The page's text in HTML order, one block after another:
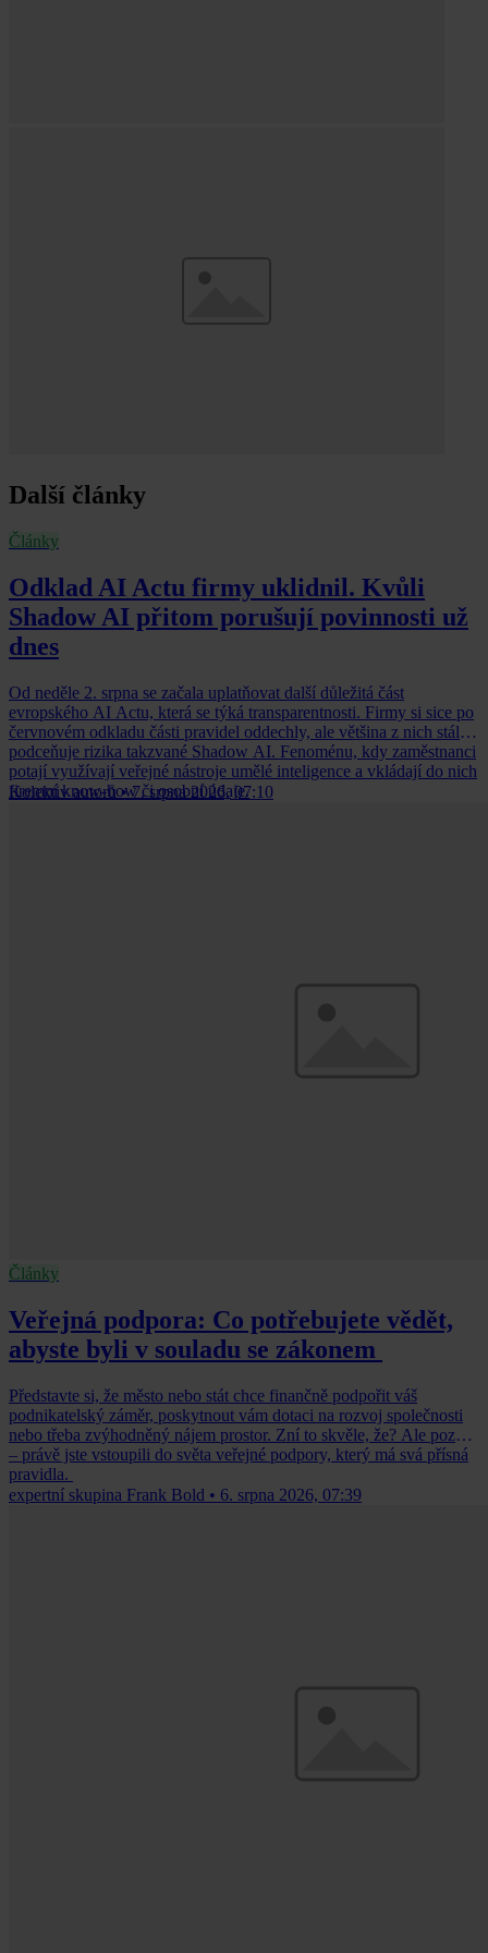
Další články
Články
Odklad AI Actu firmy uklidnil. Kvůli
Shadow AI přitom porušují povinnosti už
dnes
Od neděle 2. srpna se začala uplatňovat další důležitá část
evropského AI Actu, která se týká transparentnosti. Firmy si sice po
červnovém odkladu části pravidel oddechly, ale většina z nich stále
podceňuje rizika takzvané Shadow AI. Fenoménu, kdy zaměstnanci
potají využívají veřejné nástroje umělé inteligence a vkládají do nich
firemní know-how či osobní údaje.
Kolektiv autorů • 7. srpna 2026, 07:10
Články
Veřejná podpora: Co potřebujete vědět,
abyste byli v souladu se zákonem
Představte si, že město nebo stát chce finančně podpořit váš
podnikatelský záměr, poskytnout vám dotaci na rozvoj společnosti
nebo třeba zvýhodněný nájem prostor. Zní to skvěle, že? Ale pozor
– právě jste vstoupili do světa veřejné podpory, který má svá přísná
pravidla.
expertní skupina Frank Bold • 6. srpna 2026, 07:39